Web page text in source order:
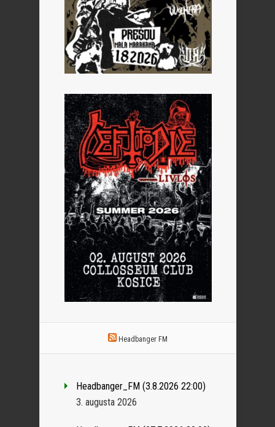
Headbanger FM
Headbanger_FM (3.8.2026 22:00)
3. augusta 2026